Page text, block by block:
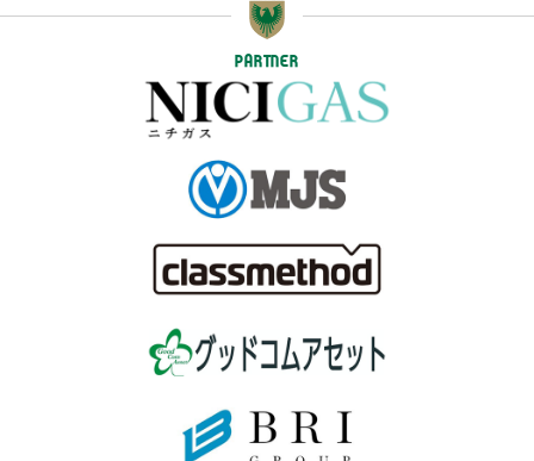
PARTNER